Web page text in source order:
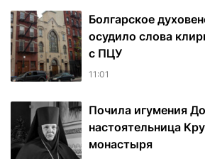
Болгарское
осудило слова
с ПЦУ
11:01
Почила игумения
настоятельница
монастыря